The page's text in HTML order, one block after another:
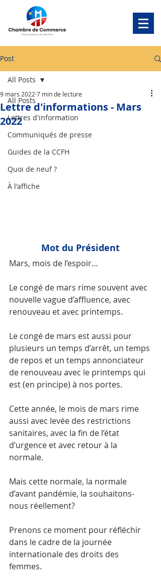
Post
All Posts
Lettres d'information
Communiqués de presse
Guides de la CCFH
Quoi de neuf ?
À l'affiche
All Posts
Lettre d'informations - Mars
2022
9 mars 2022 7 min de lecture
Mot du Président
Mars, mois de l’espoir…
Le congé de mars rime souvent avec
nouvelle vague d’affluence, avec
renouveau et avec printemps.
Le congé de mars est aussi pour
plusieurs un temps d’arrêt, un temps
de repos et un temps annonciateur
de renouveau avec le printemps qui
est (en principe) à nos portes.
Cette année, le mois de mars rime
aussi avec levée des restrictions
sanitaires, avec la fin de l’état
d’urgence et avec retour à la
normale.
Mais cette normale, la normale
d’avant pandémie, la souhaitons-
nous réellement?
Prenons ce moment pour réfléchir
dans le cadre de la journée
internationale des droits des
femmes.